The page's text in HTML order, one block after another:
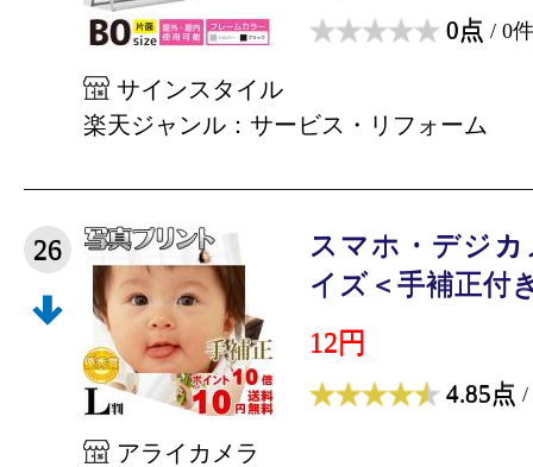
0点 / 0件
サインスタイル
楽天ジャンル：サービス・リフォーム
26
スマホ・デジ
イズ＜手補正付
12円
4.85点 /
アライカメラ